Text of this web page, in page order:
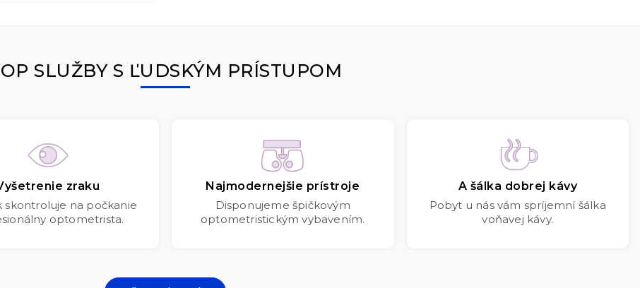
SLUŽBY S ĽUDSKÝM PRÍSTUPOM
zraku
skontroluje na počkanie
optometrista.
Najmodernejšie prístroje
Disponujeme špičkovým
optometristickým vybavením.
A šálka dobrej kávy
Pobyt u nás vám spríjemní šálka
voňavej kávy.